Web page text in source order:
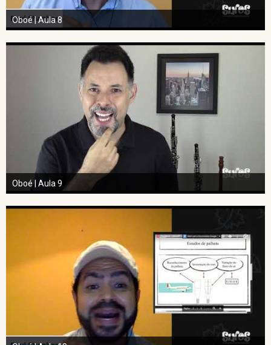
Oboé | Aula 8
Oboé | Aula 9